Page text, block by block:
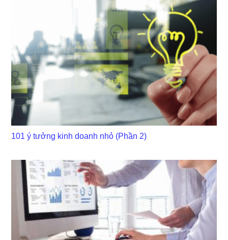
101 ý tưởng kinh doanh nhỏ (Phần 2)